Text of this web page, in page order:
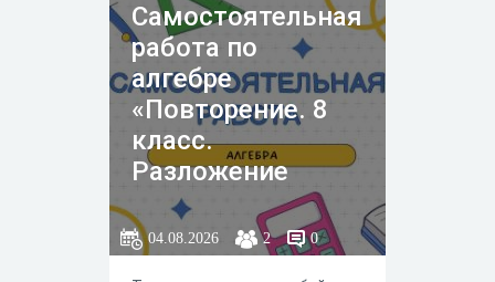
Самостоятельная
работа по
алгебре
«Повторение. 8
класс.
Разложение
многочленов на
множители»
04.08.2026 2 0